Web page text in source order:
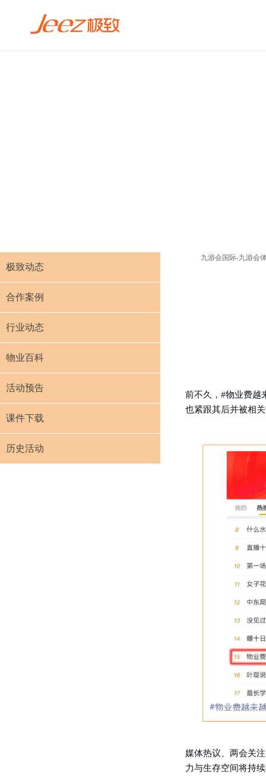
前不久， #物业费越
也紧跟其后并被相
媒体热议、两会关
力与生存空间将持
九游会国际-九游会
极致动态
合作案例
行业动态
物业百科
活动预告
课件下载
历史活动